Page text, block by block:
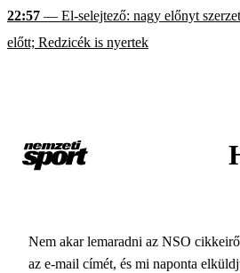
22:57 — El-selejtező: nagy előnyt
előtt; Redzicék is nyertek
Nem akar lemaradni az NSO
az e-mail címét, és mi naponta